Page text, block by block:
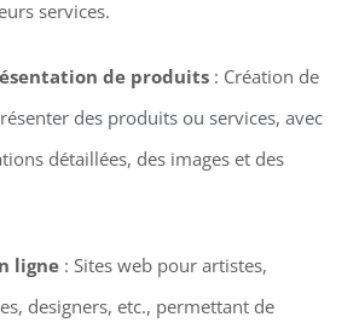
services.
de produits: Création de
des produits ou services, avec
détaillées, des images et des
ligne: Sites web pour artistes,
designers, etc., permettant de